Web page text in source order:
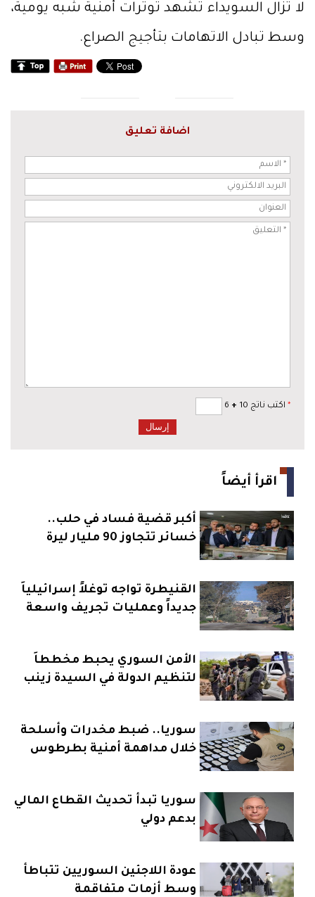
لا تزال السويداء تشهد توترات أمنية شبه يومية،
وسط تبادل الاتهامات بتأجيج الصراع.
اضافة تعليق
* اكتب ناتج 10 +
اقرأ أيضاً
أكبر قضية فساد في حلب..
خسائر تتجاوز 90 مليار ليرة
القنيطرة تواجه توغلاً إسرائيلياً
جديداً وعمليات تجريف واسعة
الأمن السوري يحبط مخططاً
لتنظيم الدولة في السيدة زينب
سوريا.. ضبط مخدرات وأسلحة
خلال مداهمة أمنية بطرطوس
سوريا تبدأ تحديث القطاع المالي
بدعم دولي
عودة اللاجئين السوريين تتباطأ
وسط أزمات متفاقمة